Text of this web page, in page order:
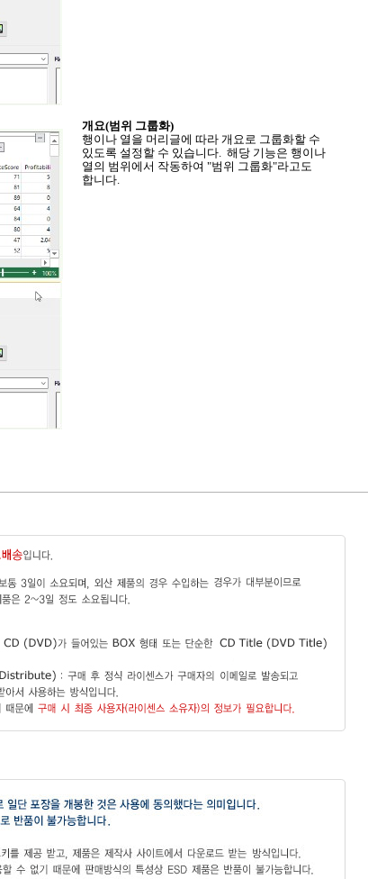
개요(범위 그룹화)
행이나 열을 머리글에 따라 개요로 그룹화할 수
있도록 설정할 수 있습니다. 해당 기능은 행이나
열의 범위에서 작동하여 "범위 그룹화"라고도
합니다.